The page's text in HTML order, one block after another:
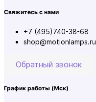
Свяжитесь с нами
+7 (495)740-38-68
shop@motionlamps.ru
Обратный звонок
График работы (Мск)